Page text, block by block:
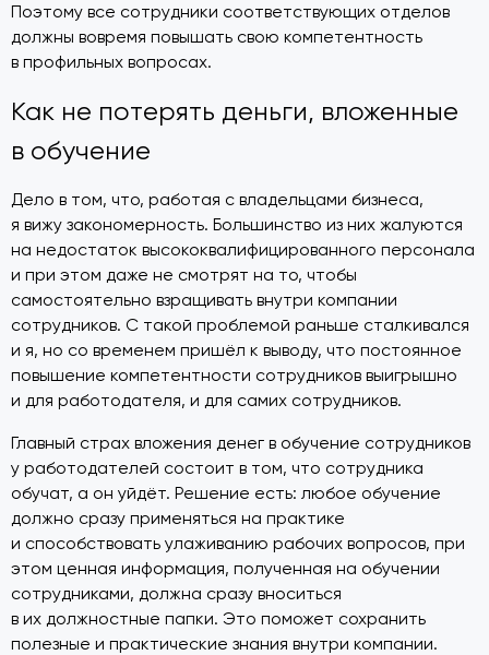
Поэтому все сотрудники соответствующих отделов
должны вовремя повышать свою компетентность
в профильных вопросах.
Как не потерять деньги, вложенные
в обучение
Дело в том, что, работая с владельцами бизнеса,
я вижу закономерность. Большинство из них жалуются
на недостаток высококвалифицированного персонала
и при этом даже не смотрят на то, чтобы
самостоятельно взращивать внутри компании
сотрудников. С такой проблемой раньше сталкивался
и я, но со временем пришёл к выводу, что постоянное
повышение компетентности сотрудников выигрышно
и для работодателя, и для самих сотрудников.
Главный страх вложения денег в обучение сотрудников
у работодателей состоит в том, что сотрудника
обучат, а он уйдёт. Решение есть: любое обучение
должно сразу применяться на практике
и способствовать улаживанию рабочих вопросов, при
этом ценная информация, полученная на обучении
сотрудниками, должна сразу вноситься
в их должностные папки. Это поможет сохранить
полезные и практические знания внутри компании.